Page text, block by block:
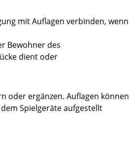
mit Auflagen verbinden, wenn
Bewohner des
dient oder
oder ergänzen. Auflagen können
Spielgeräte aufgestellt